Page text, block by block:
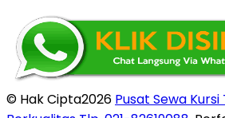
© Hak Cipta2026 Pusat Sewa